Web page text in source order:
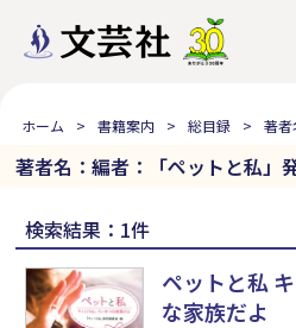
ホーム 書籍案内 総目録 著
著者名：編者：「ペットと私」
検索結果：1件
ペットと私
な家族だよ